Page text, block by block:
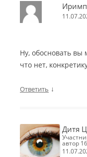
Ну, обосновать вы
что нет,
Ответить ↓
Дитя
участник студии La Condomina Entertainment,
автор